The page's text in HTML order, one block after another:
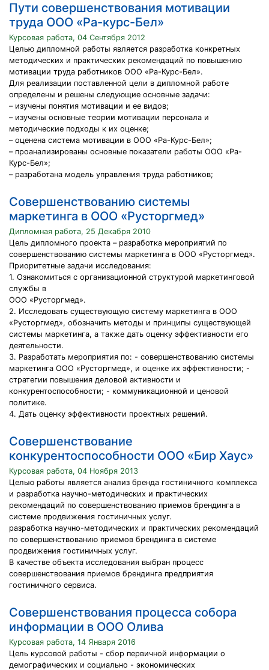
Пути совершенствования мотивации
труда ООО «Ра-курс-Бел»
Курсовая работа, 04 Сентября 2012
Целью дипломной работы является разработка конкретных
методических и практических рекомендаций по повышению
мотивации труда работников ООО «Ра-Курс-Бел».
Для реализации поставленной цели в дипломной работе
определены и решены следующие основные задачи:
– изучены понятия мотивации и ее видов;
– изучены основные теории мотивации персонала и
методические подходы к их оценке;
– оценена система мотивации в ООО «Ра-Курс-Бел»;
– проанализированы основные показатели работы ООО «Ра-
Курс-Бел»;
– разработана модель управления труда работников;
Совершенствованию системы
маркетинга в ООО «Русторгмед»
Дипломная работа, 25 Декабря 2010
Цель дипломного проекта – разработка мероприятий по
совершенствованию системы маркетинга в ООО «Русторгмед».
Приоритетные задачи исследования:
1. Ознакомиться с организационной структурой маркетинговой
службы в
ООО «Русторгмед».
2. Исследовать существующую систему маркетинга в ООО
«Русторгмед», обозначить методы и принципы существующей
системы маркетинга, а также дать оценку эффективности его
деятельности.
3. Разработать мероприятия по: - совершенствованию системы
маркетинга ООО «Русторгмед», и оценке их эффективности; -
стратегии повышения деловой активности и
конкурентоспособности; - коммуникационной и ценовой
политике.
4. Дать оценку эффективности проектных решений.
Совершенствование
конкурентоспособности ООО «Бир Хаус»
Курсовая работа, 04 Ноября 2013
Целью работы является анализ бренда гостиничного комплекса
и разработка научно-методических и практических
рекомендаций по совершенствованию приемов брендинга в
системе продвижения гостиничных услуг.
разработка научно-методических и практических рекомендаций
по совершенствованию приемов брендинга в системе
продвижения гостиничных услуг.
В качестве объекта исследования выбран процесс
совершенствования приемов брендинга предприятия
гостиничного сервиса.
Совершенствования процесса собора
информации в ООО Олива
Курсовая работа, 14 Января 2016
Цель курсовой работы - сбор первичной информации о
демографических и социально - экономических